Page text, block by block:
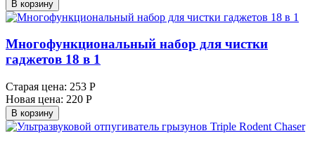
В корзину
Многофункциональный набор для чистки
гаджетов 18 в 1
Старая цена: 253 Р
Новая цена: 220 Р
В корзину